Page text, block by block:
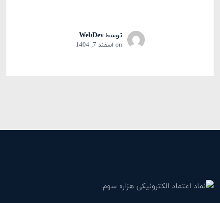
توسطWebDev
on اسفند 7, 1404